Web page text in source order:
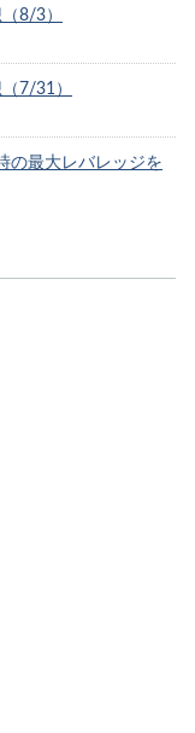
8/3）
7/31）
の最大レバレッジを